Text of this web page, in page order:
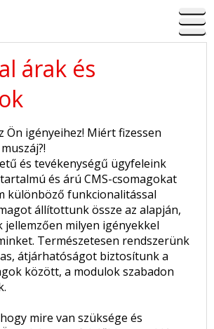
árak és
Ön igényeihez! Miért fizessen
és tevékenységű ügyfeleink
és árú CMS-csomagokat
különböző funkcionalitással
állítottunk össze az alapján,
jellemzően milyen igényekkel
Természetesen rendszerünk
átjárhatóságot biztosítunk a
között, a modulok szabadon
mire van szüksége és